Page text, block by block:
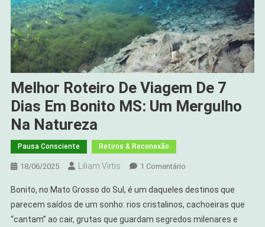
Melhor Roteiro De Viagem De 7
Dias Em Bonito MS: Um Mergulho
Na Natureza
Pausa Consciente Retiros & Reconexão
18/06/2025 Liliam Virtis 1 ComentárioEm
Roteiro
De
Viagem
Bonito, no Mato Grosso do Sul, é um daqueles destinos que
parecem saídos de um sonho: rios cristalinos, cachoeiras que
“cantam” ao cair, grutas que guardam segredos milenares e